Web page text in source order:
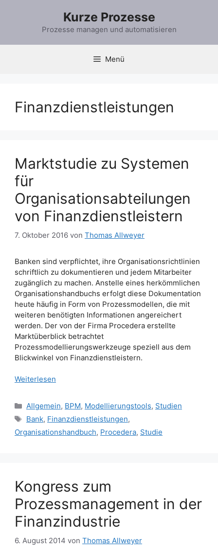
Kurze Prozesse
Prozesse managen und automatisieren
Menü
Finanzdienstleistungen
Marktstudie zu Systemen
für
Organisationsabteilungen
von Finanzdienstleistern
7. Oktober 2016 von Thomas Allweyer
Banken sind verpflichtet, ihre Organisationsrichtlinien
schriftlich zu dokumentieren und jedem Mitarbeiter
zugänglich zu machen. Anstelle eines herkömmlichen
Organisationshandbuchs erfolgt diese Dokumentation
heute häufig in Form von Prozessmodellen, die mit
weiteren benötigten Informationen angereichert
werden. Der von der Firma Procedera erstellte
Marktüberblick betrachtet
Prozessmodellierungswerkzeuge speziell aus dem
Blickwinkel von Finanzdienstleistern.
Weiterlesen
Kategorien
Allgemein, BPM, Modellierungstools, Studien
Schlagwörter
Bank, Finanzdienstleistungen,
Organisationshandbuch, Procedera, Studie
Kongress zum
Prozessmanagement in der
Finanzindustrie
6. August 2014 von Thomas Allweyer